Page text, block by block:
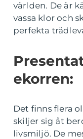
världen. De är
vassa klor och
perfekta
ekorren:
Det finns flera
skiljer sig åt
livsmiljö. De